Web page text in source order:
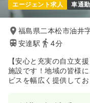
エージェント求人 車通
福島県二本松市油井
安達駅
4分
【安心と充実の自立支
施設です！地域の皆様
ビスを幅広く提供してお